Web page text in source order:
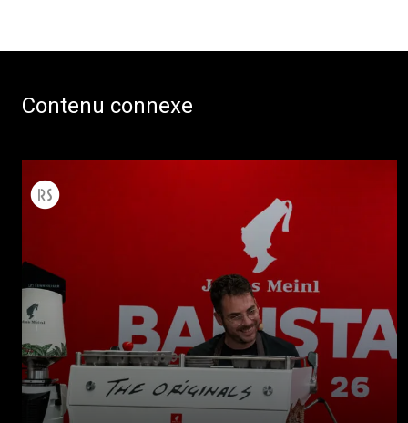
Contenu connexe